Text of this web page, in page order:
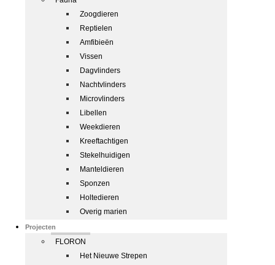
Zoogdieren
Reptielen
Amfibieën
Vissen
Dagvlinders
Nachtvlinders
Microvlinders
Libellen
Weekdieren
Kreeftachtigen
Stekelhuidigen
Manteldieren
Sponzen
Holtedieren
Overig marien
Projecten
FLORON
Het Nieuwe Strepen